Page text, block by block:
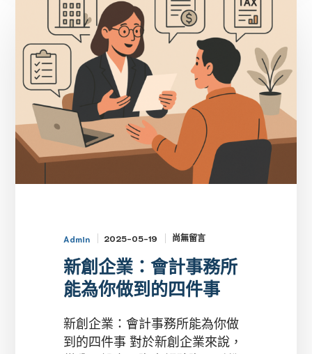
會
事
所
能
你
Admin 2025-05-19 尚無留言
新創企業：會計事務所
能為你做到的四件事
新創企業：會計事務所能為你做
到的四件事 對於新創企業來說，